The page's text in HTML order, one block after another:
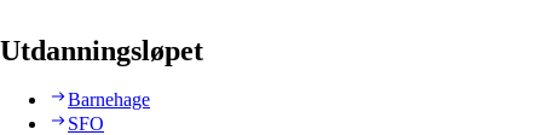
Utdanningsløpet
Barnehage
SFO